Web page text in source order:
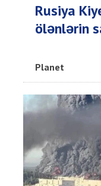
Rusiya
ölənlərin
Planet